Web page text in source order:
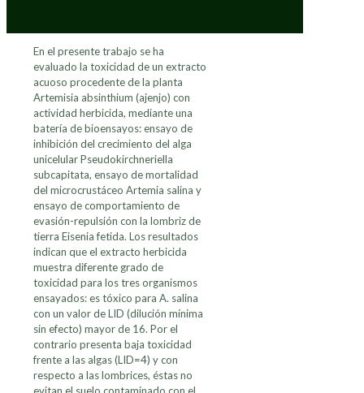
En el presente trabajo se ha
evaluado la toxicidad de un extracto
acuoso procedente de la planta
Artemisia absinthium (ajenjo) con
actividad herbicida, mediante una
batería de bioensayos: ensayo de
inhibición del crecimiento del alga
unicelular Pseudokirchneriella
subcapitata, ensayo de mortalidad
del microcrustáceo Artemia salina y
ensayo de comportamiento de
evasión-repulsión con la lombriz de
tierra Eisenia fetida. Los resultados
indican que el extracto herbicida
muestra diferente grado de
toxicidad para los tres organismos
ensayados: es tóxico para A. salina
con un valor de LID (dilución mínima
sin efecto) mayor de 16. Por el
contrario presenta baja toxicidad
frente a las algas (LID=4) y con
respecto a las lombrices, éstas no